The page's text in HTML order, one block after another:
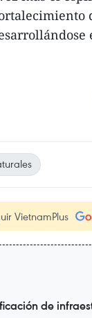
VietnamPlus
de